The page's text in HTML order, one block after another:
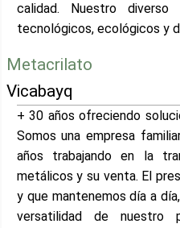
calidad. Nuestro diverso
tecnológicos, ecológicos y
Metacrilato
Vicabayq
+ 30 años ofreciendo
Somos una empresa
años trabajando en la
metálicos y su venta. El
y que mantenemos día a
versatilidad de nuestro